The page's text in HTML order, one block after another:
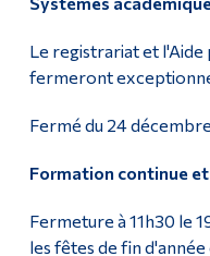
Le registrariat et l'Aide
fermeront
Fermé du 24
Formation continue
Fermeture à 11h30 le
les fêtes de fin d'année